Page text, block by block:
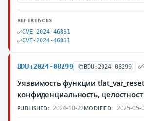
REFERENCES
CVE-2024-46831
CVE-2024-46831
BDU:2024-08299 BDU:2024-08299
Уязвимость функции
конфиденциальность,
PUBLISHED: 2024-10-22MODIFIED: 2025-05-